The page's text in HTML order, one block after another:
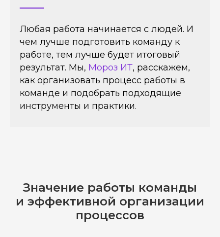
Любая работа начинается с людей. И
чем лучше подготовить команду к
работе, тем лучше будет итоговый
результат. Мы, Мороз ИТ, расскажем,
как организовать процесс работы в
команде и подобрать подходящие
инструменты и практики.
Значение работы команды
и эффективной организации
процессов